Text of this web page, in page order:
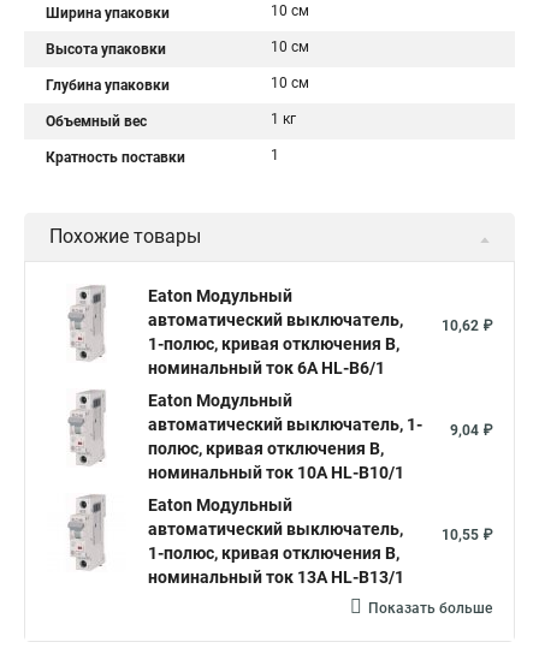
Ширина упаковки 10 см
Высота упаковки 10 см
Глубина упаковки 10 см
Объемный вес 1 кг
Кратность поставки 1
Похожие товары
Eaton Модульный
автоматический выключатель,
1-полюс, кривая отключения B,
номинальный ток 6А HL-B6/1
10,62 ₽
Eaton Модульный
автоматический выключатель, 1-
полюс, кривая отключения B,
номинальный ток 10А HL-B10/1
9,04 ₽
Eaton Модульный
автоматический выключатель,
1-полюс, кривая отключения B,
номинальный ток 13А HL-B13/1
10,55 ₽
Показать больше